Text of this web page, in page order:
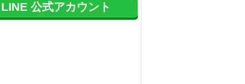
LINE 公式アカウント